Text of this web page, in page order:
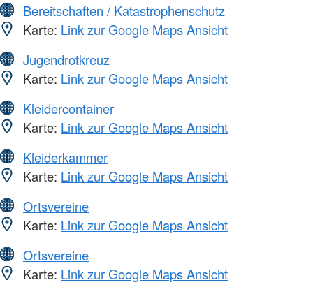
Bereitschaften / Katastrophenschutz
Karte: Link zur Google Maps Ansicht
Jugendrotkreuz
Karte: Link zur Google Maps Ansicht
Kleidercontainer
Karte: Link zur Google Maps Ansicht
Kleiderkammer
Karte: Link zur Google Maps Ansicht
Ortsvereine
Karte: Link zur Google Maps Ansicht
Ortsvereine
Karte: Link zur Google Maps Ansicht